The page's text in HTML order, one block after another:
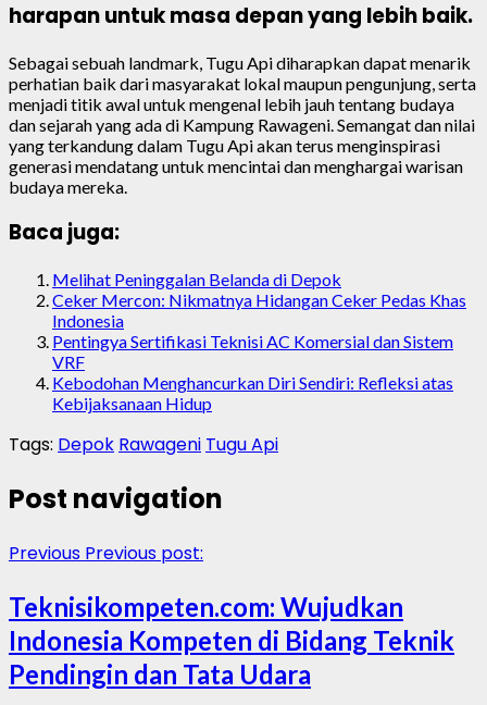
harapan untuk masa depan yang lebih baik.
Sebagai sebuah landmark, Tugu Api diharapkan dapat menarik
perhatian baik dari masyarakat lokal maupun pengunjung, serta
menjadi titik awal untuk mengenal lebih jauh tentang budaya
dan sejarah yang ada di Kampung Rawageni. Semangat dan nilai
yang terkandung dalam Tugu Api akan terus menginspirasi
generasi mendatang untuk mencintai dan menghargai warisan
budaya mereka.
Baca juga:
Melihat Peninggalan Belanda di Depok
Ceker Mercon: Nikmatnya Hidangan Ceker Pedas Khas
Indonesia
Pentingya Sertifikasi Teknisi AC Komersial dan Sistem
VRF
Kebodohan Menghancurkan Diri Sendiri: Refleksi atas
Kebijaksanaan Hidup
Tags: Depok Rawageni Tugu Api
Post navigation
Previous Previous post:
Teknisikompeten.com: Wujudkan
Indonesia Kompeten di Bidang Teknik
Pendingin dan Tata Udara